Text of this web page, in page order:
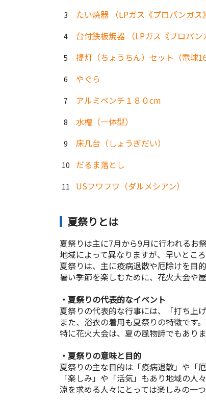
たい焼器 （LPガス《プロパンガス
台付鉄板焼器 （LPガス《プロパン
提灯（ちょうちん）セット（電球16
やぐら
アルミベンチ１８０cm
水槽（一体型）
床几台（しょうぎだい）
だるま落とし
USフワフワ（ダルメシアン）
夏祭りとは
夏祭りは主に7月から9月に行われるお祭
地域によって異なりますが、早いとこ
夏祭りは、主に疫病退散や厄除けを目
暑い季節を楽しむために、花火大会や
・夏祭りの代表的なイベント
夏祭りの代表的な行事には、「打ち上
また、浴衣の着用も夏祭りの特徴です。
特に花火大会は、夏の風物詩でもあり
・夏祭りの意味と目的
夏祭りの主な目的は「疫病退散」や「
「楽しみ」や「活気」もあり地域の人
涼を求める人々にとっては楽しみの一つ